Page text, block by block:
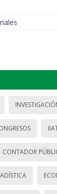
CONTADOR